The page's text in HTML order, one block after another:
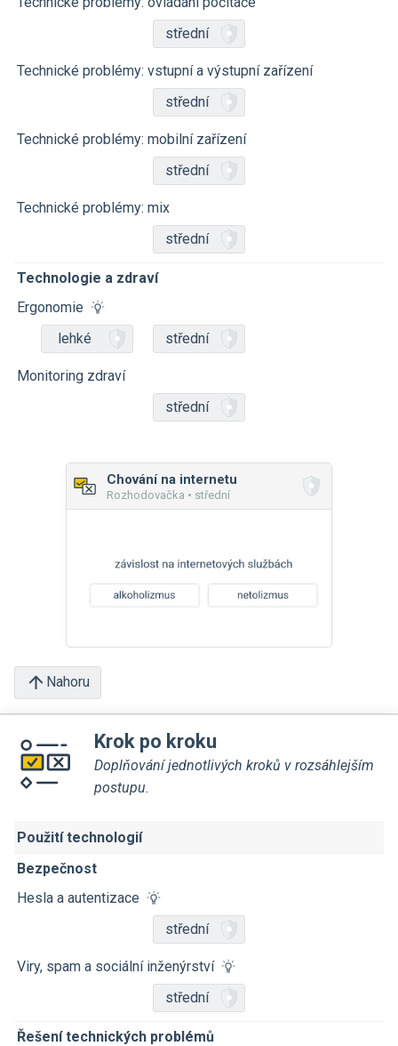
střední
Technické problémy: vstupní a výstupní zařízení
střední
Technické problémy: mobilní zařízení
střední
Technické problémy: mix
střední
Technologie a zdraví
Ergonomie
lehké
střední
Monitoring zdraví
střední
Chování na internetu
Rozhodovačka • střední
Nahoru
Krok po kroku
Doplňování jednotlivých kroků v rozsáhlejším
postupu.
Použití technologií
Bezpečnost
Hesla a autentizace
střední
Viry, spam a sociální inženýrství
střední
Řešení technických problémů